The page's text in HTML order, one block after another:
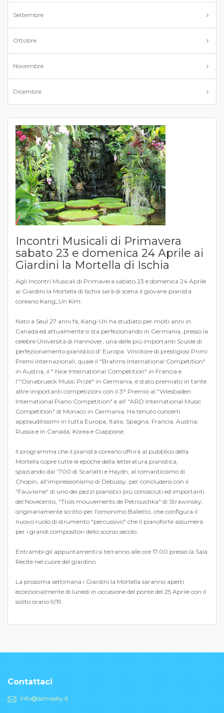
Settembre
Ottobre
Novembre
Dicembre
Incontri Musicali di Primavera
sabato 23 e domenica 24 Aprile ai
Giardini la Mortella di Ischia
Agli Incontri Musicali di Primavera sabato 23 e domenica 24 Aprile
ai Giardini la Mortella di Ischia sarà di scena il giovane pianista
coreano Kang_Un Kim.
Nato a Seul 27 anni fa, Kang-Un ha studiato per molti anni in
Canada ed attualmente si sta perfezionando in Germania, presso la
celebre Università di Hannover, una delle più importanti Scuole di
perfezionamento pianistico d' Europa. Vincitore di prestigiosi Primi
Premi internazionali, quale il "Brahms International Competition"
in Austria, il " Nice International Competition" in Francia e
l'"Osnabrueck Music Prize" in Germania, è stato premiato in tante
altre importanti competizioni con il 3° Premio al "Wiesbaden
International Piano Competition" e all' "ARD International Music
Competition" di Monaco in Germania. Ha tenuto concerti
applauditissimi in tutta Europa, Italia, Spagna, Francia, Austria,
Russia e in Canada, Korea e Giappone.
Il programma che il pianista coreano offrirà al pubblico della
Mortella copre tutte le epoche della letteratura pianistica,
spaziando dal '700 di Scarlatti e Haydn, al romanticismo di
Chopin, all'impressionismo di Debussy, per concludersi con il
"Fauvisme" di uno dei pezzi pianistici più conosciuti ed importanti
del Novecento, "Trois mouvements de Petrouchka" di Strawinsky,
originariamente scritto per l'omonimo Balletto, che configura il
nuovo ruolo di strumento "percussivo" che il pianoforte assumerà
per i grandi compositori dello scorso secolo.
Entrambi gli appuntamenti si terranno alle ore 17.00 presso la Sala
Recite nel cuore del giardino.
La prossima settimana i Giardini la Mortella saranno aperti
eccezionalmente di lunedi in occasione del ponte del 25 Aprile con il
solito orario 9/19.
Contattaci
info@ischiasky.it